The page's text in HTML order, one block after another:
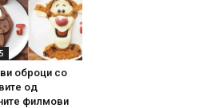
оброци со
од
филмови